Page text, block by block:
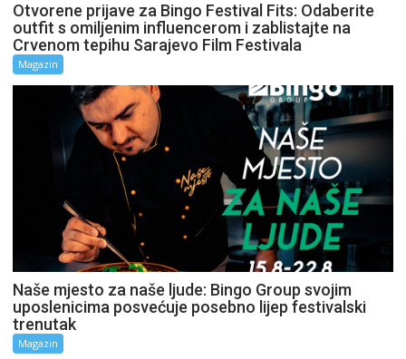
Otvorene prijave za Bingo Festival Fits: Odaberite
outfit s omiljenim influencerom i zablistajte na
Crvenom tepihu Sarajevo Film Festivala
Magazin
Naše mjesto za naše ljude: Bingo Group svojim
uposlenicima posvećuje posebno lijep festivalski
trenutak
Magazin